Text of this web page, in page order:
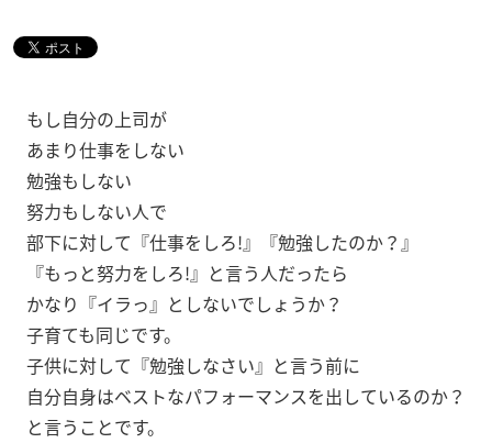
もし自分の上司が
あまり仕事をしない
勉強もしない
努力もしない人で
部下に対して『仕事をしろ!』『勉強したのか？』
『もっと努力をしろ!』と言う人だったら
かなり『イラっ』としないでしょうか？
子育ても同じです。
子供に対して『勉強しなさい』と言う前に
自分自身はベストなパフォーマンスを出しているのか？
と言うことです。